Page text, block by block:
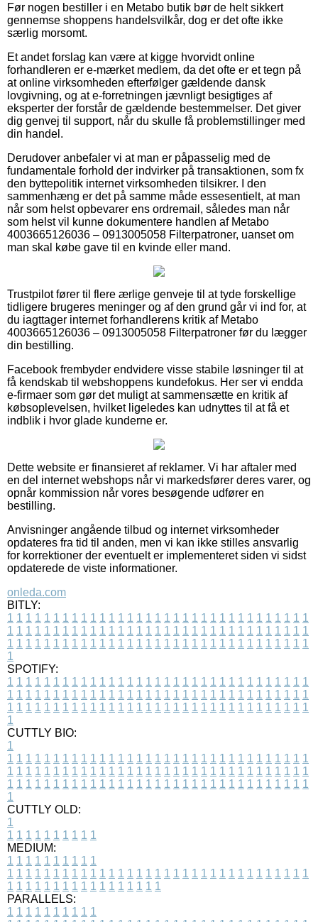
Før nogen bestiller i en Metabo butik bør de helt sikkert
gennemse shoppens handelsvilkår, dog er det ofte ikke
særlig morsomt.
Et andet forslag kan være at kigge hvorvidt online
forhandleren er e-mærket medlem, da det ofte er et tegn på
at online virksomheden efterfølger gældende dansk
lovgivning, og at e-forretningen jævnligt besigtiges af
eksperter der forstår de gældende bestemmelser. Det giver
dig genvej til support, når du skulle få problemstillinger med
din handel.
Derudover anbefaler vi at man er påpasselig med de
fundamentale forhold der indvirker på transaktionen, som fx
den byttepolitik internet virksomheden tilsikrer. I den
sammenhæng er det på samme måde essesentielt, at man
når som helst opbevarer ens ordremail, således man når
som helst vil kunne dokumentere handlen af Metabo
4003665126036 – 0913005058 Filterpatroner, uanset om
man skal købe gave til en kvinde eller mand.
Trustpilot fører til flere ærlige genveje til at tyde forskellige
tidligere brugeres meninger og af den grund går vi ind for, at
du iagttager internet forhandlerens kritik af Metabo
4003665126036 – 0913005058 Filterpatroner før du lægger
din bestilling.
Facebook frembyder endvidere visse stabile løsninger til at
få kendskab til webshoppens kundefokus. Her ser vi endda
e-firmaer som gør det muligt at sammensætte en kritik af
købsoplevelsen, hvilket ligeledes kan udnyttes til at få et
indblik i hvor glade kunderne er.
Dette website er finansieret af reklamer. Vi har aftaler med
en del internet webshops når vi markedsfører deres varer, og
opnår kommission når vores besøgende udfører en
bestilling.
Anvisninger angående tilbud og internet virksomheder
opdateres fra tid til anden, men vi kan ikke stilles ansvarlig
for korrektioner der eventuelt er implementeret siden vi sidst
opdaterede de viste informationer.
onleda.com
BITLY:
1 1 1 1 1 1 1 1 1 1 1 1 1 1 1 1 1 1 1 1 1 1 1 1 1 1 1 1 1 1 1 1 1
1 1 1 1 1 1 1 1 1 1 1 1 1 1 1 1 1 1 1 1 1 1 1 1 1 1 1 1 1 1 1 1 1
1 1 1 1 1 1 1 1 1 1 1 1 1 1 1 1 1 1 1 1 1 1 1 1 1 1 1 1 1 1 1 1 1
1
SPOTIFY:
1 1 1 1 1 1 1 1 1 1 1 1 1 1 1 1 1 1 1 1 1 1 1 1 1 1 1 1 1 1 1 1 1
1 1 1 1 1 1 1 1 1 1 1 1 1 1 1 1 1 1 1 1 1 1 1 1 1 1 1 1 1 1 1 1 1
1 1 1 1 1 1 1 1 1 1 1 1 1 1 1 1 1 1 1 1 1 1 1 1 1 1 1 1 1 1 1 1 1
1
CUTTLY BIO:
1
1 1 1 1 1 1 1 1 1 1 1 1 1 1 1 1 1 1 1 1 1 1 1 1 1 1 1 1 1 1 1 1 1
1 1 1 1 1 1 1 1 1 1 1 1 1 1 1 1 1 1 1 1 1 1 1 1 1 1 1 1 1 1 1 1 1
1 1 1 1 1 1 1 1 1 1 1 1 1 1 1 1 1 1 1 1 1 1 1 1 1 1 1 1 1 1 1 1 1
1
CUTTLY OLD:
1
1 1 1 1 1 1 1 1 1 1
MEDIUM:
1 1 1 1 1 1 1 1 1 1
1 1 1 1 1 1 1 1 1 1 1 1 1 1 1 1 1 1 1 1 1 1 1 1 1 1 1 1 1 1 1 1 1
1 1 1 1 1 1 1 1 1 1 1 1 1 1 1 1 1
PARALLELS:
1 1 1 1 1 1 1 1 1 1